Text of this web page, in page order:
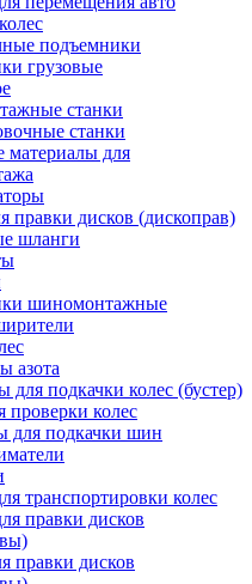
подъемники
грузовые
станки
станки
материалы для
правки дисков (дископрав)
шланги
шиномонтажные
азота
для подкачки колес (бустер)
проверки колес
для подкачки шин
транспортировки колес
правки дисков
правки дисков